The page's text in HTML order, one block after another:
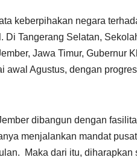
keberpihakan negara
Tangerang Selatan,
Jawa Timur, Gubernur
Agustus, dengan
dibangun dengan
menjalankan mandat
Maka dari itu, diharapkan